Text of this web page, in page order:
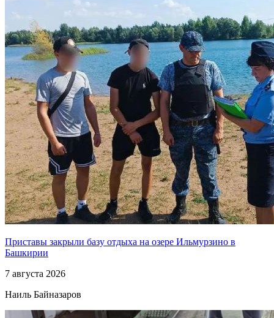
Приставы закрыли базу отдыха на озере Ильмурзино в
Башкирии
7 августа 2026
Наиль Байназаров